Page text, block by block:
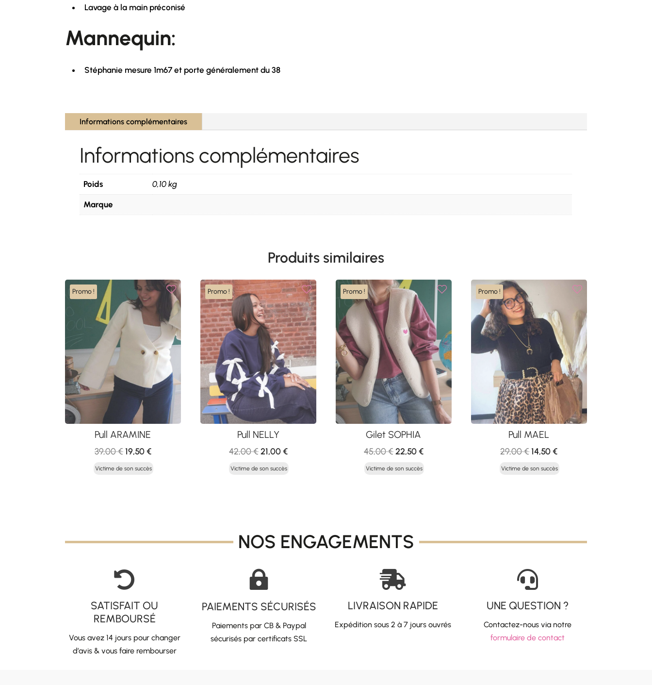
Lavage à la main préconisé
Mannequin:
Stéphanie mesure 1m67 et porte généralement du 38
Informations complémentaires
Informations complémentaires
Poids 0,10 kg
Marque
Produits similaires
Promo !
Pull ARAMINE
39,00€ Le
19,50€Le
Victime de son succès
Promo !
Pull NELLY
42,00€Le
21,00€Le
Victime de son succès
Promo !
Gilet SOPHIA
45,00€Le
22,50€Le
Victime de son succès
Promo !
Pull MAEL
29,00€ Le
14,50€Le
Victime de son succès
NOS ENGAGEMENTS

SATISFAIT OU
REMBOURSÉ
Vous avez 14 jours pour changer
d’avis & vous faire rembourser

PAIEMENTS SÉCURISÉS
Paiements par CB & Paypal
sécurisés par certificats SSL

LIVRAISON RAPIDE
Expédition sous 2 à 7 jours ouvrés

UNE QUESTION ?
Contactez-nous via notre
formulaire de contact